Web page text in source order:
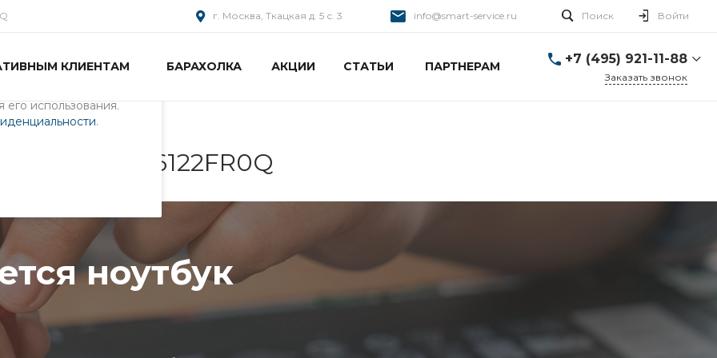
и
использования.
.
г. Москва, Ткацкая д. 5 с. 3 info@smart-service.ru Поиск Войти
КЛИЕНТАМ БАРАХОЛКА АКЦИИ СТАТЬИ ПАРТНЕРАМ
+7 (495) 921-11-88
Заказать звонок
0KNB0-6122FR0Q
ноутбук